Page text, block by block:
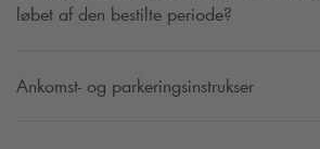
løbet af den bestilte periode?
Ankomst- og parkeringsinstrukser